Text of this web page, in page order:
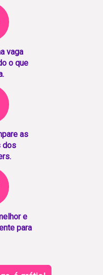
vaga
o que
as
dos
e
para